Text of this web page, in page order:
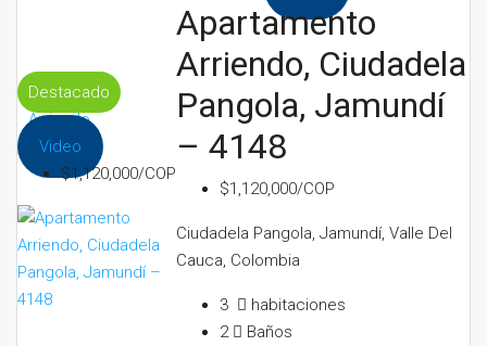
Destacado
Arriendo
Video
$1,120,000/COP
Apartamento
Arriendo, Ciudadela
Pangola, Jamundí
– 4148
$1,120,000/COP
Ciudadela Pangola, Jamundí, Valle Del
Cauca, Colombia
3
habitaciones
2
Baños